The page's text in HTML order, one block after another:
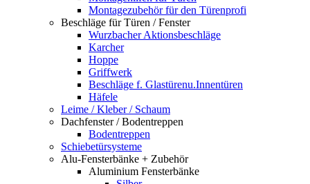
Montagezubehör für den Türenprofi
Beschläge für Türen / Fenster
Wurzbacher Aktionsbeschläge
Karcher
Hoppe
Griffwerk
Beschläge f. Glastürenu.Innentüren
Häfele
Leime / Kleber / Schaum
Dachfenster / Bodentreppen
Bodentreppen
Schiebetürsysteme
Alu-Fensterbänke + Zubehör
Aluminium Fensterbänke